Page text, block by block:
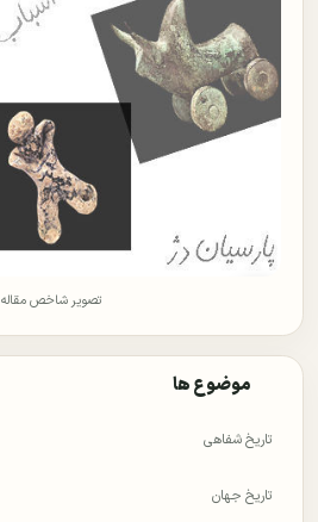
تصویر شاخص مقاله
موضوع ها
تاریخ شفاهی
تاریخ جهان